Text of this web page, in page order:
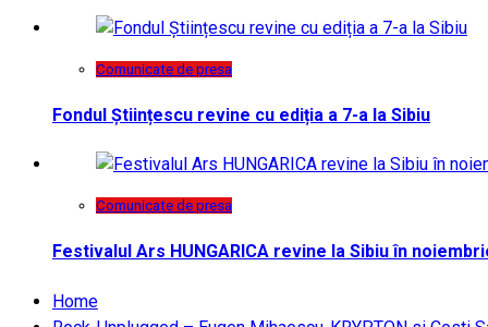
Comunicate de presa
Fondul Științescu revine cu ediția a 7-a la Sibiu
Comunicate de presa
Festivalul Ars HUNGARICA revine la Sibiu în
Home